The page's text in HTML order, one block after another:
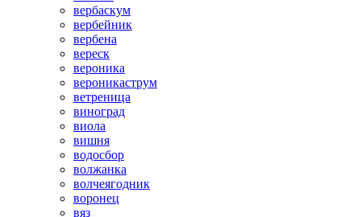
вербаскум
вербейник
вербена
вереск
вероника
вероникаструм
ветреница
виноград
виола
вишня
водосбор
волжанка
волчеягодник
воронец
вяз